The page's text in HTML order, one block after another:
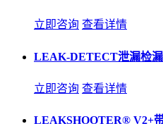
立即咨询 查看详情
LEAK-DETECT泄漏检
立即咨询 查看详情
LEAKSHOOTER® V2+